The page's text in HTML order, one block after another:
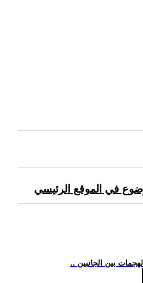
في الموقع الرئيسي
بين الجانبين